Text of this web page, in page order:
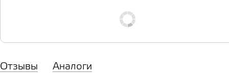
Отзывы Аналоги